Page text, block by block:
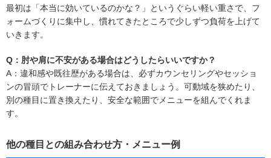
最初は「本当に効いているのかな？」というぐらい軽い重さで、フ
ォームづくりに集中し、慣れてきたところで少しずつ負荷を上げて
いきます。
Q：肘や肩に不安がある場合はどうしたらいいですか？
A：違和感や既往歴がある場合は、必ずカウンセリングやセッショ
ンの冒頭でトレーナーに伝えておきましょう。可動域を狭めたり、
別の種目に置き換えたり、安全な範囲でメニューを組んでくれま
す。
他の種目との組み合わせ方・メニュー例